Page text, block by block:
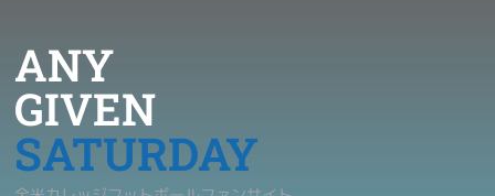
ANY
GIVEN
SATURDAY